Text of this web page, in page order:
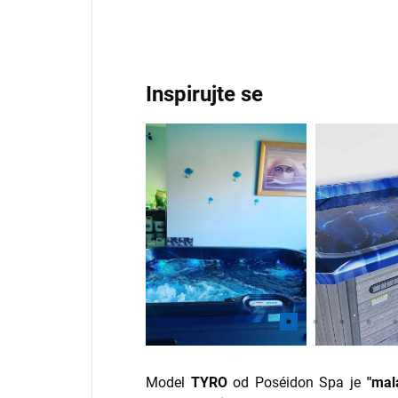
Inspirujte se
Model TYROod Poséidon Spa je